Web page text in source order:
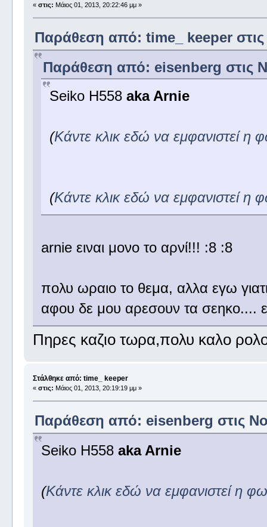
« στις: Μάιος 01, 2013, 20:22:46 μμ »
Παράθεση από: time_ keeper
Παράθεση από: eisenberg στις
Seiko H558 aka Arnie
(Κάντε κλικ εδώ να εμφανιστεί η
(Κάντε κλικ εδώ να εμφανιστεί η
arnie ειναι μονο το αρνί!!! :8 :8
πολυ ωραιο το θεμα, αλλα εγω
αφου δε μου αρεσουν τα σεηκο....
Πηρες καζιο τωρα,πολυ καλο
Στάλθηκε από: time_ keeper
« στις: Μάιος 01, 2013, 20:19:19 μμ »
Παράθεση από: eisenberg στις
Seiko H558 aka Arnie
(Κάντε κλικ εδώ να εμφανιστεί η